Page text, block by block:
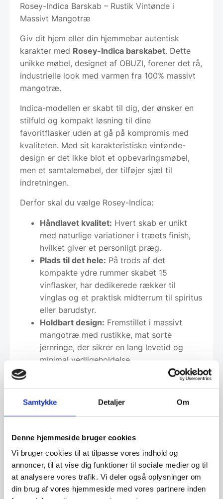
Samtykke Detaljer Om
Denne hjemmeside bruger cookies
Vi bruger cookies til at tilpasse vores indhold og
annoncer, til at vise dig funktioner til sociale medier og til
at analysere vores trafik. Vi deler også oplysninger om
din brug af vores hjemmeside med vores partnere inden
Rosey-Indica Barskab – Rustik Vintønde i
Massivt Mangotræ
Giv dit hjem eller din hjemmebar autentisk
karakter med Rosey-Indica barskabet. Dette
unikke møbel, designet af OBUZI, forener det rå,
industrielle look med varmen fra 100% massivt
mangotræ.
Indica-modellen er skabt til dig, der ønsker en
stilfuld og kompakt løsning til dine
favoritflasker uden at gå på kompromis med
kvaliteten. Med sit karakteristiske vintønde-
design er det ikke blot et opbevaringsmøbel,
men et samtalemøbel, der tilføjer sjæl til
indretningen.
Derfor skal du vælge Rosey-Indica:
Håndlavet kvalitet: Hvert skab er unikt
med naturlige variationer i træets finish,
hvilket giver et personligt præg.
Plads til det hele: På trods af det
kompakte ydre rummer skabet 15
vinflasker, har dedikerede rækker til
vinglas og et praktisk midterrum til spiritus
eller barudstyr.
Holdbart design: Fremstillet i massivt
mangotræ med rustikke, mat sorte
jernringe, der sikrer en lang levetid og
minimal vedligeholdelse.
Indica-udgaven
er en lettere og mere prisvenlig version af
vores klassiske Rosey-serie, hvor der er
lagt vægt på maksimal udnyttelse af
Dimensioner:B: 65 cm / D: 65 cm / H: 90 cm
Materiale100% Massivt Mangotræ & Jern